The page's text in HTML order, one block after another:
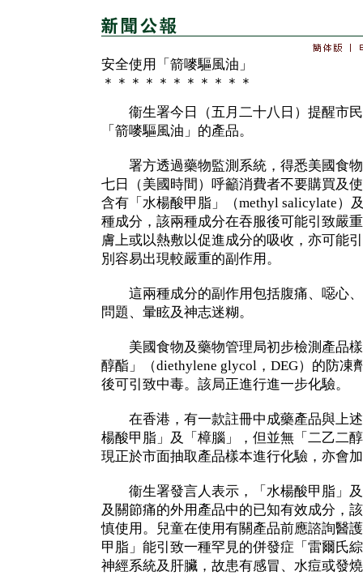
安全使用「箭嘜驅風油」
＊＊＊＊＊＊＊＊＊＊＊
衞生署今日（五月二十八日）提醒市民
「箭嘜驅風油」的產品。
署方透過藥物監測系統，得悉美國食物
七日（美國時間）呼籲消費者不要購買及
含有「水楊酸甲脂」（methyl salicylate）
種成分，該兩種成分在吞服後可能引致嚴
膚上或以熱敷以促進成分的吸收，亦可能
別容易出現較嚴重的副作用。
這兩種成分的副作用包括腹痛、噁心、
問題、暈眩及神志迷糊。
美國食物及藥物管理局初步檢測產品樣
醇酯」（diethylene glycol，DEG）的防凍
後可引致中毒。該局正進行進一步化驗。
在香港，有一款註冊中成藥產品與上述
楊酸甲脂」及「樟腦」，但並無「二乙二
現正於市面抽取產品樣本進行化驗，亦會
衞生署發言人表示，「水楊酸甲脂」及
及關節痛的外用產品中的已知有效成分，
慎使用。兒童在使用有關產品前應諮詢醫
甲脂」能引致一種罕見的併發症「雷爾氏
神經系統及肝臟，故患有感冒、水痘或發